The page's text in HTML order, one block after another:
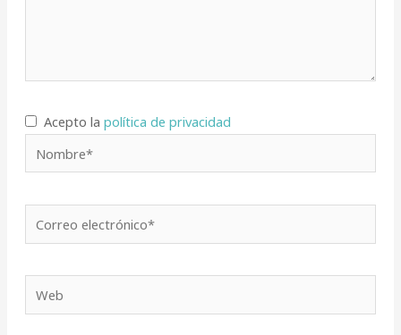
Acepto la política de privacidad
electrónico*